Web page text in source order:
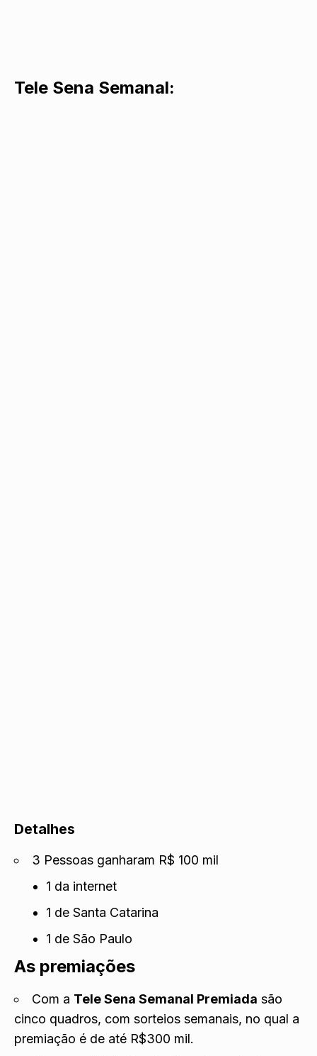
Tele Sena Semanal:
Detalhes
3 Pessoas ganharam R$ 100 mil
1 da internet
1 de Santa Catarina
1 de São Paulo
As premiações
Com a Tele Sena Semanal Premiada são
cinco quadros, com sorteios semanais, no qual a
premiação é de até R$300 mil.